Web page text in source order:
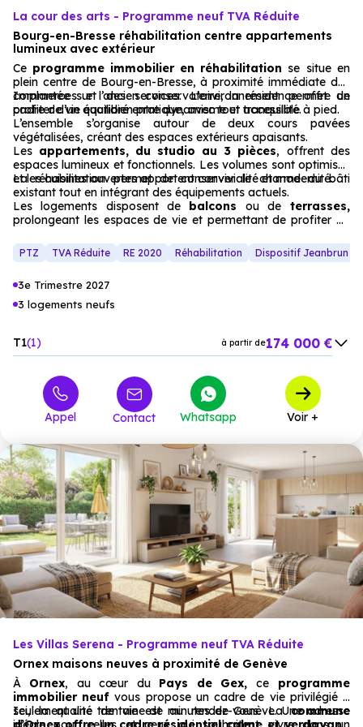
La cour des arts - Programme neuf TVA Réduite
Bourg-en-Bresse réhabilitation centre appartements
lumineux avec extérieur
Ce programme immobilier en réhabilitation se situe en
plein centre de Bourg-en-Bresse, à proximité immédiate des
commerces et des services. L’environnement permet de
profiter d’un quotidien pratique, avec tout accessible à pied.
Implantée sur l’ancien conservatoire, la résidence offre un
cadre de vie équilibré entre dynamisme et tranquillité.
L’ensemble s’organise autour de deux cours pavées
végétalisées, créant des espaces extérieurs apaisants.
Les appartements, du studio au 3 pièces, offrent des
espaces lumineux et fonctionnels. Les volumes sont optimisés
et les cuisines ouvertes apportent convivialité et modernité.
La réhabilitation permet de conserver le charme du bâti
existant tout en intégrant des équipements actuels.
Les logements disposent de balcons ou de terrasses,
prolongeant les espaces de vie et permettant de profiter de
PTZ TVA Réduite RE 2020 Réhabilitation Dispositif Jeanbrun
3e Trimestre 2027
3 logements neufs
T1 1 à partir de174 000 €
Appel Contact Whatsapp Voir +
Les Villas Serena - Programme neuf TVA Réduite
Ornex maisons neuves à proximité de Genève
À Ornex, au cœur du Pays de Gex, ce programme
immobilier neuf vous propose un cadre de vie privilégié à
seulement une trentaine de minutes de Genève. Une adresse
Ici, la qualité de vie est au rendez-vous. Lacommune